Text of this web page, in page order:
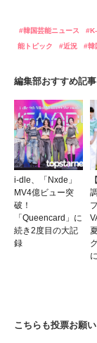
韓国芸能ニュース
能トピック
近況 韓
編集部おすすめ記事
i-dle、「Nxde」
MV4億ビュー突
破！
「Queencard」に
続き2度目の大記
録
に
こちらも投票お願い